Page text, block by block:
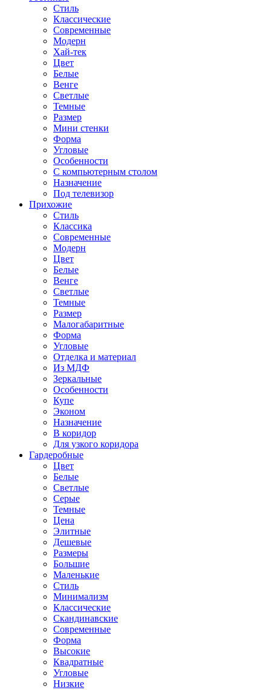
Стиль
Классические
Современные
Модерн
Хай-тек
Цвет
Белые
Венге
Светлые
Темные
Размер
Мини стенки
Форма
Угловые
Особенности
С компьютерным столом
Назначение
Под телевизор
Прихожие
Стиль
Классика
Современные
Модерн
Цвет
Белые
Венге
Светлые
Темные
Размер
Малогабаритные
Форма
Угловые
Отделка и материал
Из МДФ
Зеркальные
Особенности
Купе
Эконом
Назначение
В коридор
Для узкого коридора
Гардеробные
Цвет
Белые
Светлые
Серые
Темные
Цена
Элитные
Дешевые
Размеры
Большие
Маленькие
Стиль
Минимализм
Классические
Скандинавские
Современные
Форма
Высокие
Квадратные
Угловые
Низкие